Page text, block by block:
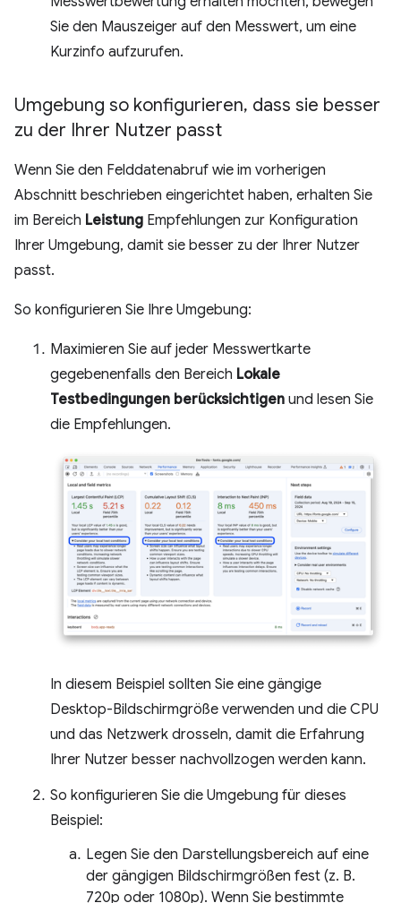
Sie den Mauszeiger auf den Messwert, um eine
Kurzinfo aufzurufen.
Umgebung so konfigurieren, dass sie besser
zu der Ihrer Nutzer passt
Wenn Sie den Felddatenabruf wie im vorherigen
Abschnitt beschrieben eingerichtet haben, erhalten Sie
im Bereich Leistung Empfehlungen zur Konfiguration
Ihrer Umgebung, damit sie besser zu der Ihrer Nutzer
passt.
So konfigurieren Sie Ihre Umgebung:
Maximieren Sie auf jeder Messwertkarte
gegebenenfalls den Bereich Lokale
Testbedingungen berücksichtigen und lesen Sie
die Empfehlungen.
In diesem Beispiel sollten Sie eine gängige
Desktop-Bildschirmgröße verwenden und die CPU
und das Netzwerk drosseln, damit die Erfahrung
Ihrer Nutzer besser nachvollzogen werden kann.
So konfigurieren Sie die Umgebung für dieses
Beispiel:
Legen Sie den Darstellungsbereich auf eine
der gängigen Bildschirmgrößen fest (z. B.
720p oder 1080p). Wenn Sie bestimmte